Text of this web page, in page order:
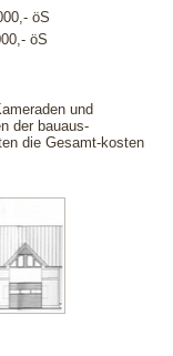
öS
öS
und
der bauaus-
die Gesamt-kosten